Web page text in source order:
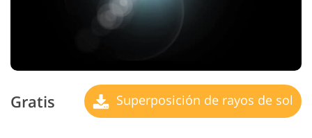
Gratis Superposición de rayos de sol